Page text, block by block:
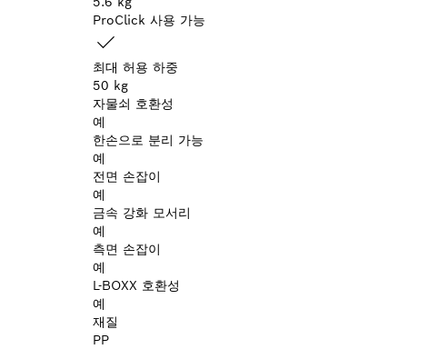
ProClick 사용 가능
최대 허용 하중
50 kg
자물쇠 호환성
예
한손으로 분리 가능
예
전면 손잡이
예
금속 강화 모서리
예
측면 손잡이
예
L-BOXX 호환성
예
재질
PP